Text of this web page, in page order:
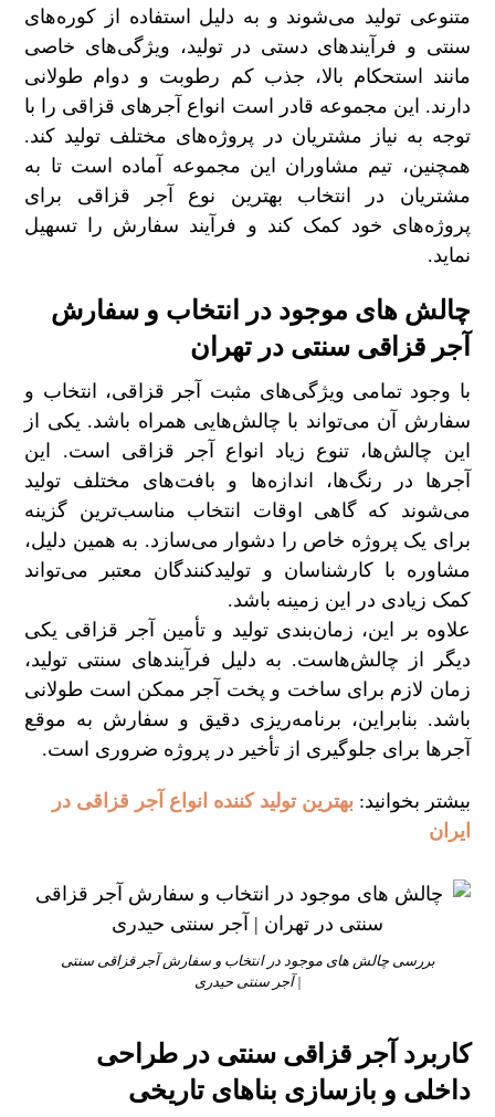
متنوعی تولید می‌شوند و به دلیل استفاده از کوره‌های
سنتی و فرآیندهای دستی در تولید، ویژگی‌های خاصی
مانند استحکام بالا، جذب کم رطوبت و دوام طولانی
دارند. این مجموعه قادر است انواع آجرهای قزاقی را با
توجه به نیاز مشتریان در پروژه‌های مختلف تولید کند.
همچنین، تیم مشاوران این مجموعه آماده است تا به
مشتریان در انتخاب بهترین نوع آجر قزاقی برای
پروژه‌های خود کمک کند و فرآیند سفارش را تسهیل
نماید.
چالش‌ های موجود در انتخاب وسفارش
آجر قزاقی سنتی در تهران
با وجود تمامی ویژگی‌های مثبت آجر قزاقی، انتخاب و
سفارش آن می‌تواند با چالش‌هایی همراه باشد. یکی از
این چالش‌ها، تنوع زیاد انواع آجر قزاقی است. این
آجرها در رنگ‌ها، اندازه‌ها و بافت‌های مختلف تولید
می‌شوند که گاهی اوقات انتخاب مناسب‌ترین گزینه
برای یک پروژه خاص را دشوار می‌سازد. به همین دلیل،
مشاوره با کارشناسان و تولیدکنندگان معتبر می‌تواند
کمک زیادی در این زمینه باشد.
علاوه بر این، زمان‌بندی تولید و تأمین آجر قزاقی یکی
دیگر از چالش‌هاست. به دلیل فرآیندهای سنتی تولید،
زمان لازم برای ساخت و پخت آجر ممکن است طولانی
باشد. بنابراین، برنامه‌ریزی دقیق و سفارش به موقع
آجرها برای جلوگیری از تأخیر در پروژه ضروری است.
بیشتر بخوانید:بهترین تولید کننده انواع آجر قزاقی در
ایران
بررسی چالش‌ های موجود در انتخاب و سفارش آجر قزاقی سنتی
| آجر سنتی حیدری
کاربرد آجر قزاقی سنتی در طراحی
داخلی و بازسازی بناهای تاریخی